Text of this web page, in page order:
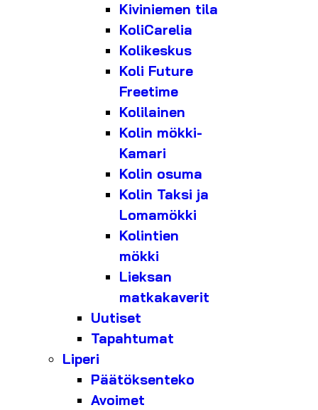
Kiviniemen tila
KoliCarelia
Kolikeskus
Koli Future
Freetime
Kolilainen
Kolin mökki-
Kamari
Kolin osuma
Kolin Taksi ja
Lomamökki
Kolintien
mökki
Lieksan
matkakaverit
Uutiset
Tapahtumat
Liperi
Päätöksenteko
Avoimet